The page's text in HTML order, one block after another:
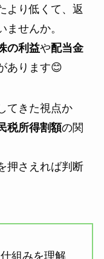
より低くて、返
せんか。
の利益や配当金
あります😊
てきた視点か
税所得割額の関
押さえれば判断
組みを理解